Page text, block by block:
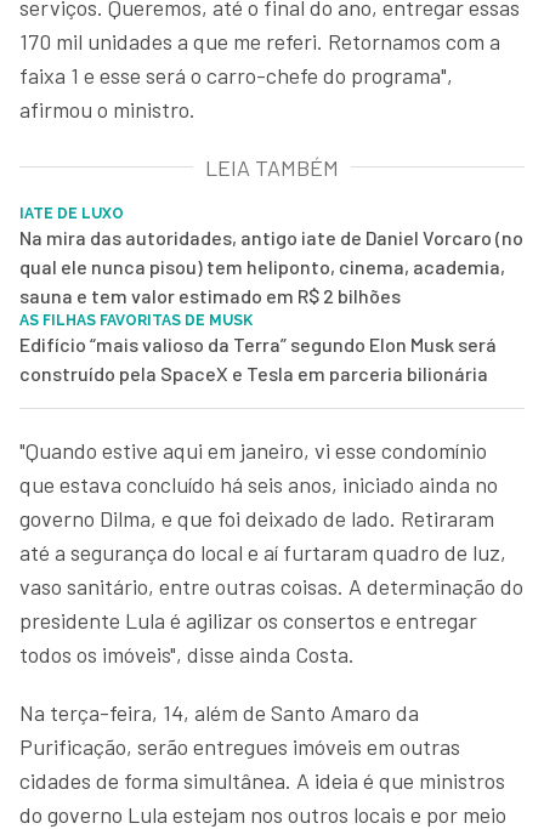
serviços. Queremos, até o final do ano, entregar essas
170 mil unidades a que me referi. Retornamos com a
faixa 1 e esse será o carro-chefe do programa",
afirmou o ministro.
LEIA TAMBÉM
IATE DE LUXO
Na mira das autoridades, antigo iate de Daniel Vorcaro (no
qual ele nunca pisou) tem heliponto, cinema, academia,
sauna e tem valor estimado em R$ 2 bilhões
AS FILHAS FAVORITAS DE MUSK
Edifício “mais valioso da Terra” segundo Elon Musk será
construído pela SpaceX e Tesla em parceria bilionária
"Quando estive aqui em janeiro, vi esse condomínio
que estava concluído há seis anos, iniciado ainda no
governo Dilma, e que foi deixado de lado. Retiraram
até a segurança do local e aí furtaram quadro de luz,
vaso sanitário, entre outras coisas. A determinação do
presidente Lula é agilizar os consertos e entregar
todos os imóveis", disse ainda Costa.
Na terça-feira, 14, além de Santo Amaro da
Purificação, serão entregues imóveis em outras
cidades de forma simultânea. A ideia é que ministros
do governo Lula estejam nos outros locais e por meio